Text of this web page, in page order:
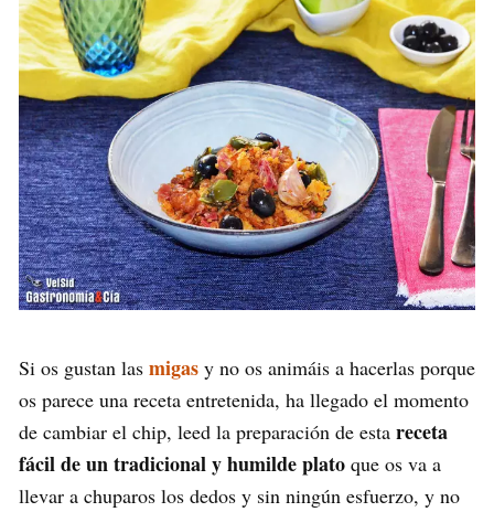
Si os gustan las migas y no os animáis a hacerlas porque
os parece una receta entretenida, ha llegado el momento
de cambiar el chip, leed la preparación de esta receta
fácil de un tradicional y humilde plato que os va a
llevar a chuparos los dedos y sin ningún esfuerzo, y no